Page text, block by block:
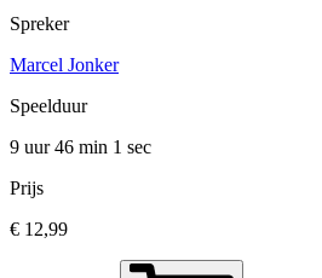
Spreker
Marcel Jonker
Speelduur
9 uur 46 min 1 sec
Prijs
€ 12,99